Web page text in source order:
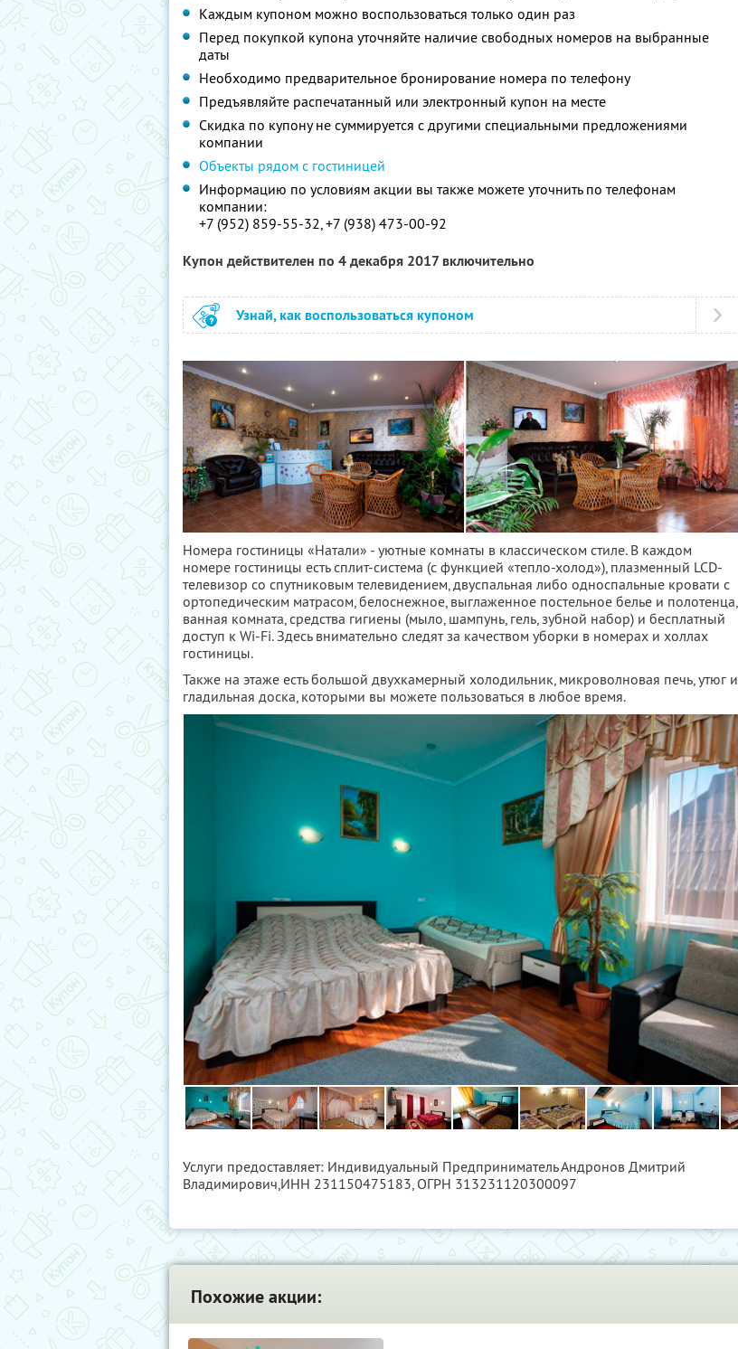
Каждым купоном можно воспользоваться только один раз
Перед покупкой купона уточняйте наличие свободных номеров на выбранные
даты
Необходимо предварительное бронирование номера по телефону
Предъявляйте распечатанный или электронный купон на месте
Скидка по купону не суммируется с другими специальными предложениями
компании
Объекты рядом с гостиницей
Информацию по условиям акции вы также можете уточнить по телефонам
компании:
+7 (952) 859-55-32, +7 (938) 473-00-92
Купон действителен по 4 декабря 2017 включительно
Узнай, как воспользоваться купоном
Номера гостиницы «Натали» - уютные комнаты в классическом стиле. В каждом
номере гостиницы есть сплит-система (с функцией «тепло-холод»), плазменный LCD-
телевизор со спутниковым телевидением, двуспальная либо односпальные кровати с
ортопедическим матрасом, белоснежное, выглаженное постельное белье и полотенца,
ванная комната, средства гигиены (мыло, шампунь, гель, зубной набор) и бесплатный
доступ к Wi-Fi. Здесь внимательно следят за качеством уборки в номерах и холлах
гостиницы.
Также на этаже есть большой двухкамерный холодильник, микроволновая печь, утюг и
гладильная доска, которыми вы можете пользоваться в любое время.
Услуги предоставляет: Индивидуальный Предприниматель Андронов Дмитрий
Владимирович, ИНН 231150475183 , ОГРН 313231120300097
Похожие акции: